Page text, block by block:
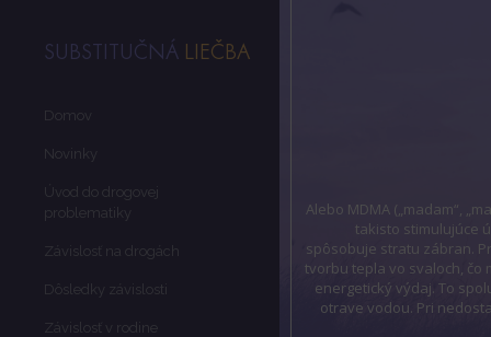
SUBSTITUČNÁ LIEČBA
Domov
Novinky
Úvod do drogovej
problematiky
Závislosť na drogách
Dôsledky závislosti
Závislosť v rodine
Alebo MDMA („madam“,
takisto stimulujúce
spôsobuje stratu zábran.
tvorbu tepla vo svaloch, čo
energetický výdaj. To
otrave vodou. Pri